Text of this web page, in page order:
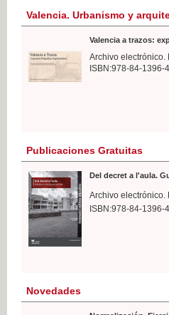
Valencia. Urbanismo y
Valencia a trazos:
Archivo electrónico.
ISBN:978-84-1396-
Publicaciones Gratuitas
Del decret a l'aula.
Archivo electrónico.
ISBN:978-84-1396-
Novedades